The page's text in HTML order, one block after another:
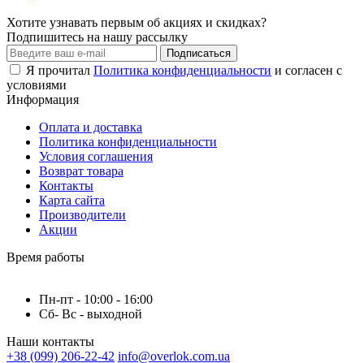
Хотите узнавать первым об акциях и скидках?
Подпишитесь на нашу рассылку
Подписаться
Я прочитал Политика конфиденциальности и согласен с
условиями
Информация
Оплата и доставка
Политика конфиденциальности
Условия соглашения
Возврат товара
Контакты
Карта сайта
Производители
Акции
Время работы
Пн-пт - 10:00 - 16:00
Сб- Вс - выходной
Наши контакты
+38 (099) 206-22-42 info@overlok.com.ua